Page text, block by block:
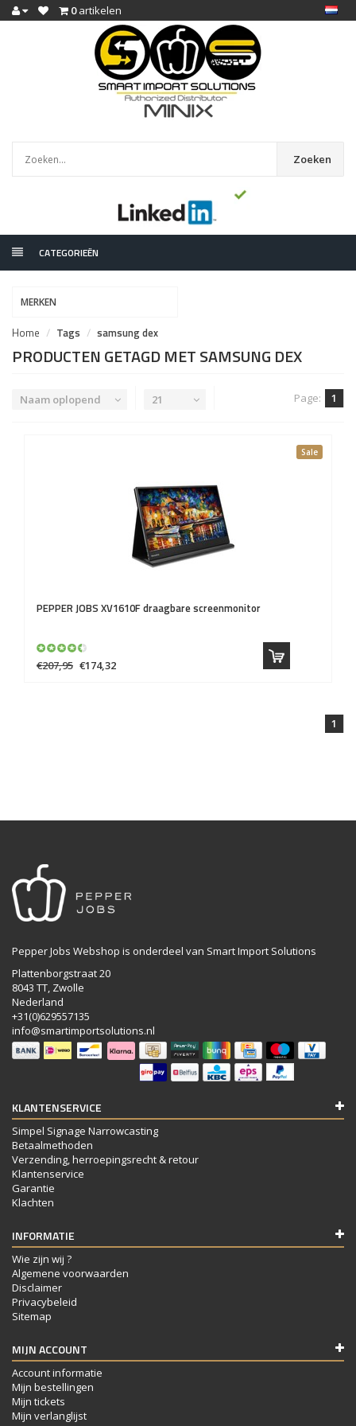
0artikelen
Zoeken
CATEGORIEËN
MERKEN
Home Tags samsung dex
PRODUCTEN GETAGD MET SAMSUNG DEX
Naam oplopend 21 Page: 1
Sale
PEPPER JOBS XV1610F draagbare screenmonitor
€207,95 €174,32
1
Pepper Jobs Webshop is onderdeel van Smart Import Solutions
Plattenborgstraat 20
8043 TT, Zwolle
Nederland
+31(0)629557135
info@smartimportsolutions.nl
KLANTENSERVICE
Simpel Signage Narrowcasting
Betaalmethoden
Verzending, herroepingsrecht & retour
Klantenservice
Garantie
Klachten
INFORMATIE
Wie zijn wij ?
Algemene voorwaarden
Disclaimer
Privacybeleid
Sitemap
MIJN ACCOUNT
Account informatie
Mijn bestellingen
Mijn tickets
Mijn verlanglijst